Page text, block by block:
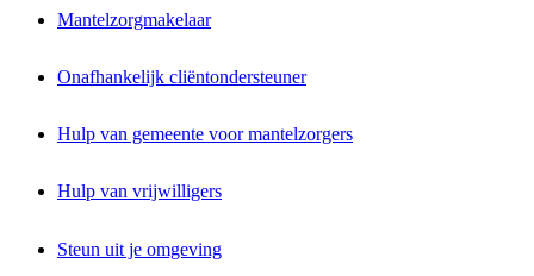
Mantelzorgmakelaar
Onafhankelijk cliëntondersteuner
Hulp van gemeente voor mantelzorgers
Hulp van vrijwilligers
Steun uit je omgeving